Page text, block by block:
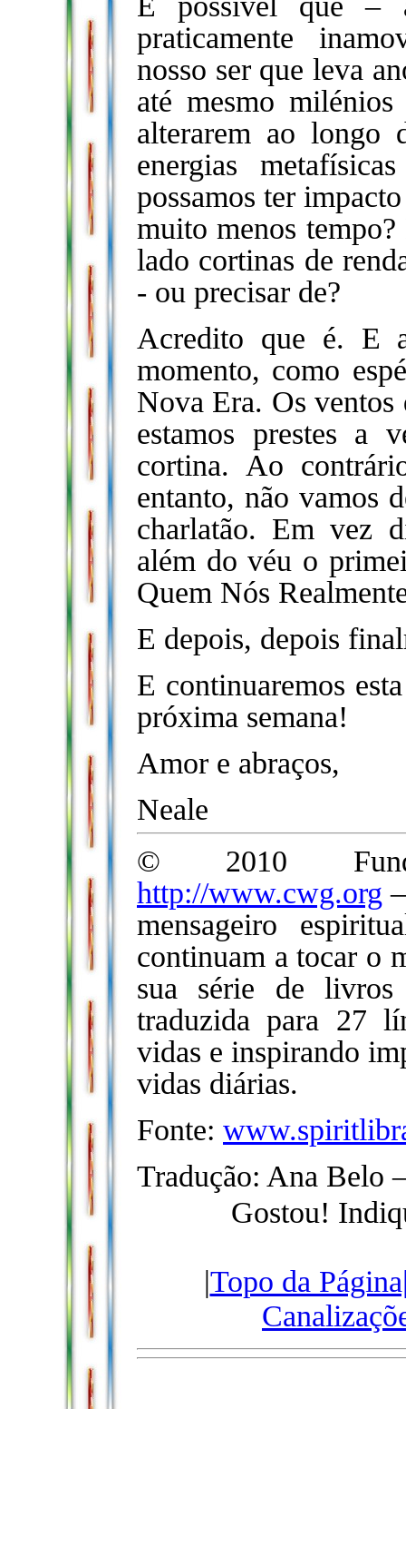
praticamente
nosso ser que leva
até mesmo milénios
alterarem ao longo
energias
possamos ter
muito menos
lado cortinas de
- ou precisar de?
Acredito que é. E
momento, como
Nova Era. Os ventos
estamos prestes a
cortina. Ao
entanto, não vamos
charlatão. Em vez
além do véu o
Quem Nós
E depois, depois
E continuaremos
próxima semana!
Amor e abraços,
Neale
© 2010
http://www.cwg.org
mensageiro
continuam a tocar o
sua série de
traduzida para 27
vidas e inspirando
vidas diárias.
Fonte:
Tradução: Ana Belo
Gostou!
|Topo da